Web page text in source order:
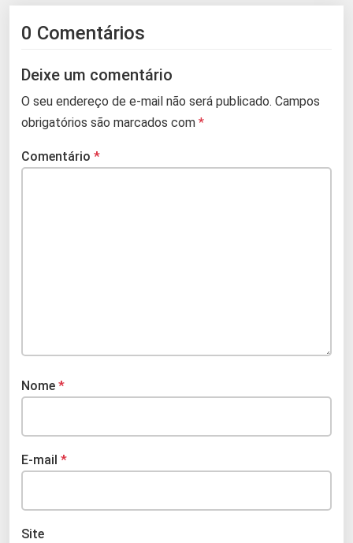
0 Comentários
Deixe um comentário
O seu endereço de e-mail não será publicado. Campos
obrigatórios são marcados com *
Comentário *
Nome *
E-mail *
Site